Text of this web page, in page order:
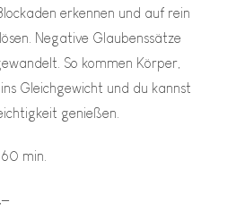
erkennen und auf rein
Negative Glaubenssätze
So kommen Körper,
Gleichgewicht und du kannst
genießen.
min.